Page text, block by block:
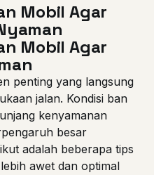
Mobil Agar
Mobil Agar
penting yang langsung
jalan. Kondisi ban
kenyamanan
besar
adalah beberapa tips
awet dan optimal